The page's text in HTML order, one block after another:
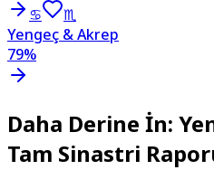
♋
♏
Yengeç & Akrep
79%
Daha Derine İn:
Tam Sinastri